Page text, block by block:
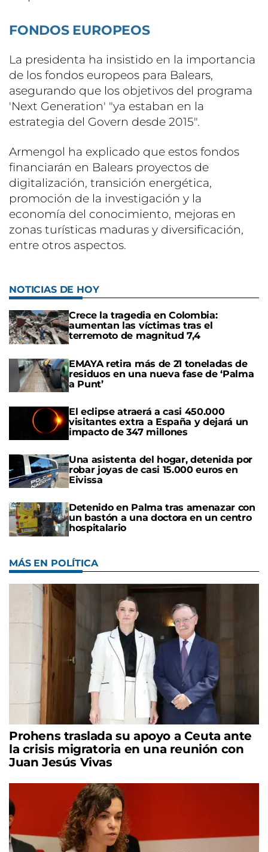
FONDOS EUROPEOS
La presidenta ha insistido en la importancia
de los fondos europeos para Balears,
asegurando que los objetivos del programa
'Next Generation' "ya estaban en la
estrategia del Govern desde 2015".
Armengol ha explicado que estos fondos
financiarán en Balears proyectos de
digitalización, transición energética,
promoción de la investigación y la
economía del conocimiento, mejoras en
zonas turísticas maduras y diversificación,
entre otros aspectos.
NOTICIAS DE HOY
Crece la tragedia en Colombia:
aumentan las víctimas tras el
terremoto de magnitud 7,4
EMAYA retira más de 21 toneladas de
residuos en una nueva fase de ‘Palma
a Punt’
El eclipse atraerá a casi 450.000
visitantes extra a España y dejará un
impacto de 347 millones
Una asistenta del hogar, detenida por
robar joyas de casi 15.000 euros en
Eivissa
Detenido en Palma tras amenazar con
un bastón a una doctora en un centro
hospitalario
MÁS EN POLÍTICA
Prohens traslada su apoyo a Ceuta ante
la crisis migratoria en una reunión con
Juan Jesús Vivas